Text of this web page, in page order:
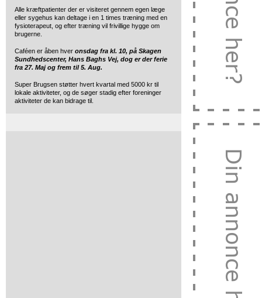
Alle kræftpatienter der er visiteret gennem egen læge
eller sygehus kan deltage i en 1 times træning med en
fysioterapeut, og efter træning vil frivillige hygge om
brugerne.
Caféen er åben hver onsdag fra kl. 10, på Skagen
Sundhedscenter, Hans Baghs Vej, dog er der ferie
fra 27. Maj og frem til 5. Aug.
Super Brugsen støtter hvert kvartal med 5000 kr til
lokale aktiviteter, og de søger stadig efter foreninger
aktiviteter de kan bidrage til.